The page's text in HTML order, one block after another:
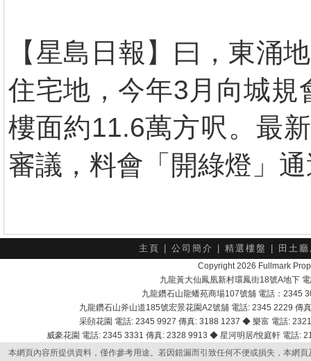
【星島日報】曰，東涌
住宅地，今年3月向城
樓面約11.6萬方呎。最
審議，料會「開綠燈」
主頁 公司簡介 精選樓盤 田土
Copyright 2026 Fullmark
九龍黃大仙鳳凰新村環鳳街18號A地下
九龍鑽石山龍蟠苑商場107號舖 電話：2345
九龍鑽石山斧山道185號宏景花園A2號舖 電話: 2345 2229
采頣花園 電話: 2345 9927 傳真: 3188 1237 ◆ 樂富 電話:
威豪花園 電話: 2345 3331 傳真: 2328 9913 ◆ 星河明居/悅庭軒 電話
本網頁內容所提供資料，僅作參考用途。若因錯漏而引致任何不便或損失，本網